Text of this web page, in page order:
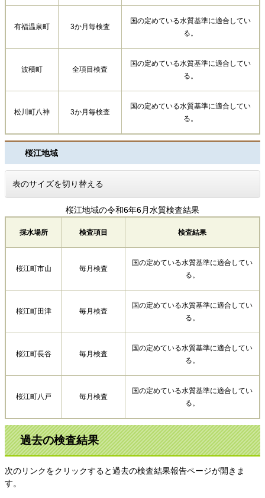
有福温泉町 3か月毎検査
国の定めている水質基準に適合してい
る。
波積町 全項目検査
国の定めている水質基準に適合してい
る。
松川町八神 3か月毎検査
国の定めている水質基準に適合してい
る。
桜江地域
表のサイズを切り替える
桜江地域の令和6年6月水質検査結果
採水場所 検査項目 検査結果
桜江町市山 毎月検査
国の定めている水質基準に適合してい
る。
桜江町田津 毎月検査
国の定めている水質基準に適合してい
る。
桜江町長谷 毎月検査
国の定めている水質基準に適合してい
る。
桜江町八戸 毎月検査
国の定めている水質基準に適合してい
る。
過去の検査結果
次のリンクをクリックすると過去の検査結果報告ページが開きま
す。